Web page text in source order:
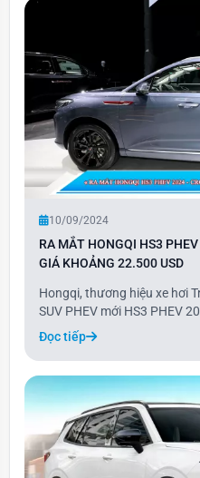
10/09/2024
RA MẮT HONGQI HS3
GIÁ KHOẢNG 22.500 USD
Hongqi, thương hiệu xe hơi
SUV PHEV mới HS3 PHEV
địa. Mẫu xe này được phát
HS3, trang bị động cơ xăng
kWh và bộ sạc 2,8 kW, cho
Đọc tiếp